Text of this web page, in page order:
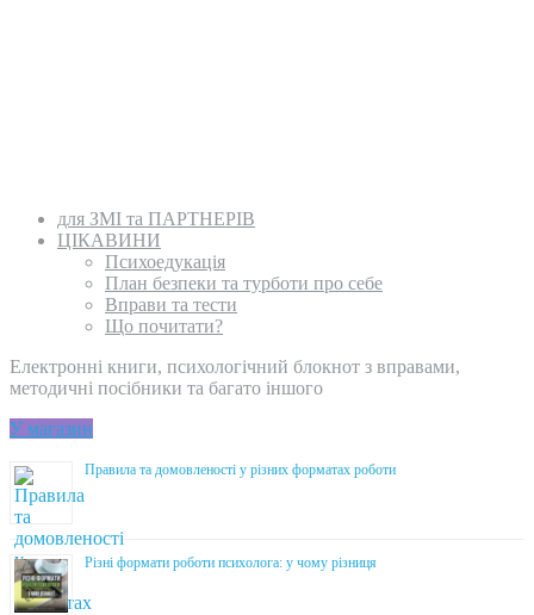
для ЗМІ та ПАРТНЕРІВ
ЦІКАВИНИ
Психоедукація
План безпеки та турботи про себе
Вправи та тести
Що почитати?
Електронні книги, психологічний блокнот з вправами,
методичні посібники та багато іншого
У магазин
Правила та домовленості у різних форматах роботи
Різні формати роботи психолога: у чому різниця